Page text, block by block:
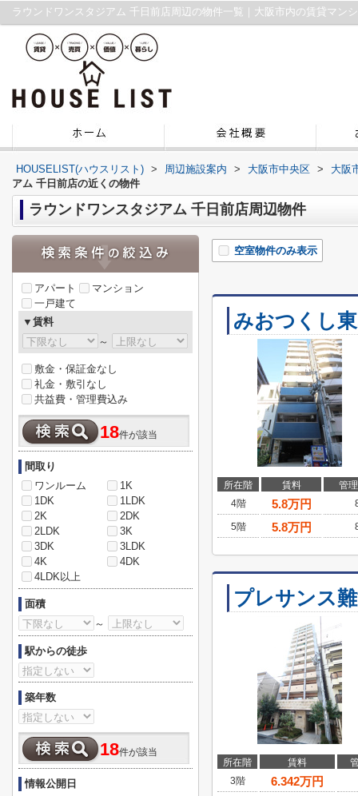
ラウンドワンスタジアム 千日前店周辺の物件一覧｜大阪市内の賃貸マン
HOUSELIST(ハウスリスト) > 周辺施設案内 > 大阪市中央区 >
大阪
アム 千日前店の近くの物件
ラウンドワンスタジアム 千日前店周辺物件
空室物件のみ表示
みおつくし
所在階 賃料
管
4階
5.8万円
5階 5.8万円
プレサンス
所在階 賃料
3階
6.342万円
アパート
マンション
一戸建て
▼賃料
～
敷金・保証金なし
礼金・敷引なし
共益費・管理費込み
18件が該当
間取り
ワンルーム
1K
1DK
1LDK
2K
2DK
2LDK
3K
3DK
3LDK
4K
4DK
4LDK以上
面積
～
駅からの徒歩
築年数
18件が該当
情報公開日